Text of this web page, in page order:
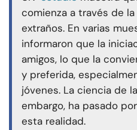
comienza a través de
extraños. En varias
informaron que la
amigos, lo que la
y preferida,
jóvenes. La ciencia de
embargo, ha pasado
esta realidad.